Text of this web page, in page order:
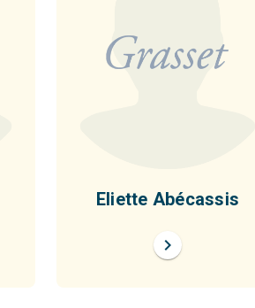
Eliette Abécassis
chevron_right